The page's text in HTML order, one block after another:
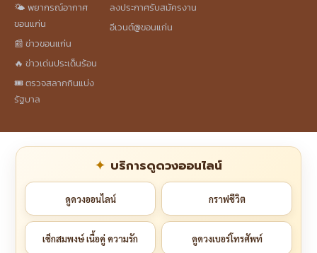
🌤️ พยากรณ์อากาศ
ขอนแก่น
📰 ข่าวขอนแก่น
🔥 ข่าวเด่นประเด็นร้อน
🎟️ ตรวจสลากกินแบ่ง
รัฐบาล
ลงประกาศรับสมัครงาน
อีเวนต์@ขอนแก่น
บริการดูดวงออนไลน์
ดูดวงออนไลน์ กราฟชีวิต
เช็กสมพงษ์ เนื้อคู่ ความรัก ดูดวงเบอร์โทรศัพท์